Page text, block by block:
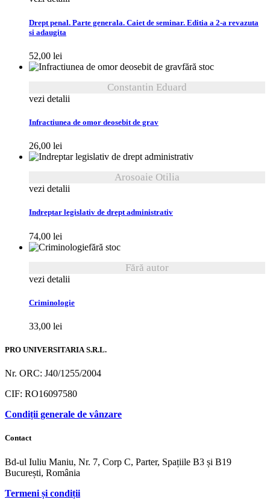
Drept penal. Parte generala. Caiet de seminar. Editia a 2-a revazuta
si adaugita
52,00 lei
fără stoc
Constantin Eduard
vezi detalii
Infractiunea de omor deosebit de grav
26,00 lei
Arosoaie Otilia
vezi detalii
Indreptar legislativ de drept administrativ
74,00 lei
fără stoc
Fără autor
vezi detalii
Criminologie
33,00 lei
PRO UNIVERSITARIA S.R.L.
Nr. ORC: J40/1255/2004
CIF: RO16097580
Condiții generale de vânzare
Contact
Bd-ul Iuliu Maniu, Nr. 7, Corp C, Parter, Spațiile B3 și B19
București, România
Termeni și condiții